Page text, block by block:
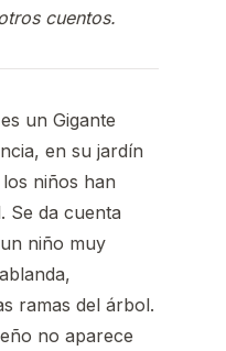
cuentos.
un Gigante
en su jardín
niños han
Se da cuenta
niño muy
ramas del árbol.
no aparece